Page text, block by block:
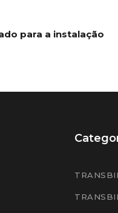
para a instalação